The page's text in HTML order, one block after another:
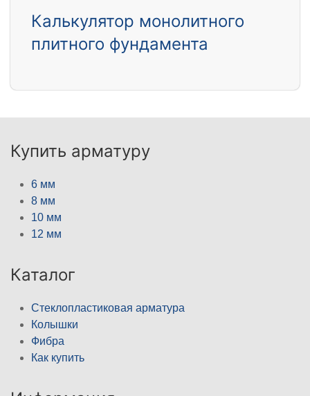
Калькулятор монолитного
плитного фундамента
Купить арматуру
6 мм
8 мм
10 мм
12 мм
Каталог
Стеклопластиковая арматура
Колышки
Фибра
Как купить